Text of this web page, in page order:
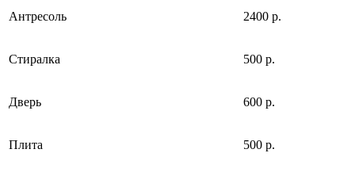
Антресоль 2400 р.
Стиралка 500 р.
Дверь 600 р.
Плита 500 р.